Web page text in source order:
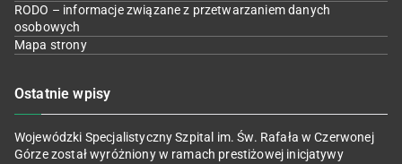
RODO – informacje związane z przetwarzaniem danych
osobowych
Mapa strony
Ostatnie wpisy
Wojewódzki Specjalistyczny Szpital im. Św. Rafała w Czerwonej
Górze został wyróżniony w ramach prestiżowej inicjatywy